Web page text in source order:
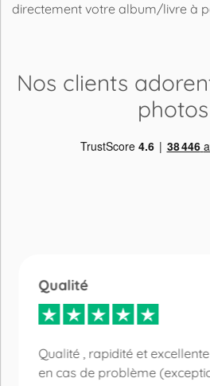
directement votre album/livre à
Nos clients
photos
Qualité
Qualité , rapidité et
en cas de problème